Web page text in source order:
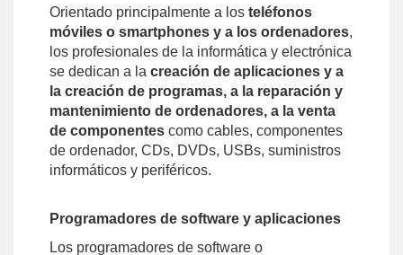
Orientado principalmente a los teléfonos
móviles o smartphones y a los ordenadores,
los profesionales de la informática y electrónica
se dedican a la creación de aplicaciones y a
la creación de programas, a la reparación y
mantenimiento de ordenadores, a la venta
de componentes como cables, componentes
de ordenador, CDs, DVDs, USBs, suministros
informáticos y periféricos.
Programadores de software y aplicaciones
Los programadores de software o